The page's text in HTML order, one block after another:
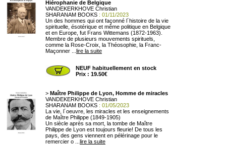
Hiérophanie de Belgique
VANDEKERKHOVE Christian
SHARANAM BOOKS : 01/11/2023
Un des hommes qui ont façonné l´histoire de la vie
spirituelle, ésotérique et même politique en Belgique
et en Europe, fut Frans Wittemans (1872-1963).
Membre de plusieurs mouvements spirituels,
comme la Rose-Croix, la Théosophie, la Franc-
Maçonner ... lire la suite
NEUF habituellement en stock
Prix : 19.50€
> Maître Philippe de Lyon, Homme de miracles
VANDEKERKHOVE Christian
SHARANAM BOOKS : 01/05/2023
La vie, l´oeuvre, les miracles et les enseignements
de Maître Philippe (1849-1905)
Un siècle après sa mort, la tombe de Maître
Philippe de Lyon est toujours fleurie! De tous les
pays, des gens viennent en pélérinage pour le
remercier o ... lire la suite